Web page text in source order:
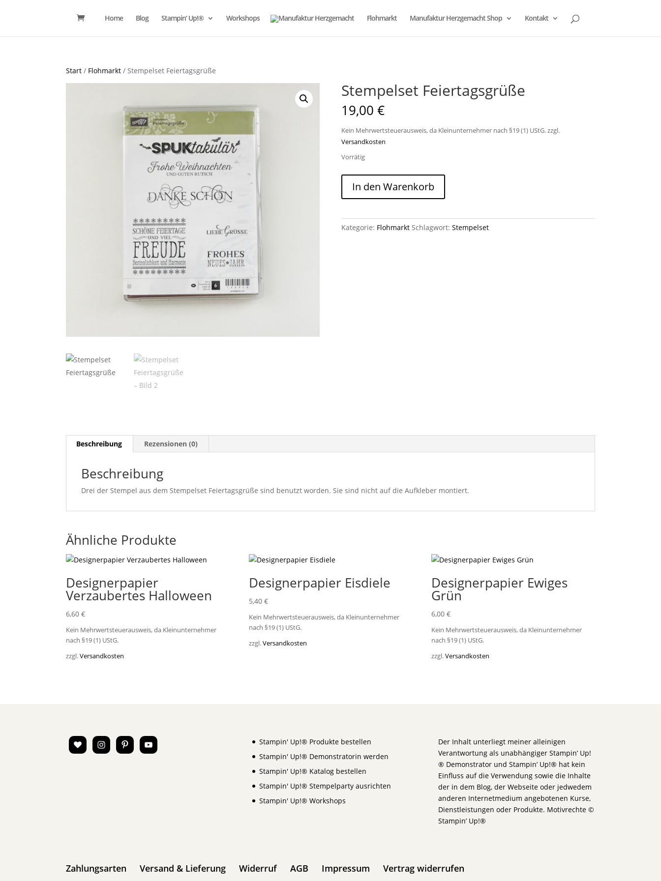
Home Blog Stampin‘ Up!® Workshops Flohmarkt Manufaktur Herzgemacht Shop Kontakt
Start / Flohmarkt / Stempelset Feiertagsgrüße
Stempelset Feiertagsgrüße
19,00 €
Kein Mehrwertsteuerausweis, da Kleinunternehmer nach §19 (1) UStG. zzgl.
Versandkosten
Vorrätig
Feiertagsgrüße
Menge
In den Warenkorb
Kategorie: Flohmarkt Schlagwort: Stempelset
Beschreibung Rezensionen (0)
Beschreibung
Drei der Stempel aus dem Stempelset Feiertagsgrüße sind benutzt worden. Sie sind nicht auf die Aufkleber montiert.
Ähnliche Produkte
Designerpapier
Verzaubertes Halloween
6,60€
Kein Mehrwertsteuerausweis, da Kleinunternehmer
nach §19 (1) UStG.
zzgl.Versandkosten
Designerpapier Eisdiele
5,40 €
Kein Mehrwertsteuerausweis, da Kleinunternehmer
nach §19 (1) UStG.
zzgl.Versandkosten
Designerpapier Ewiges
Grün
6,00€
Kein Mehrwertsteuerausweis, da Kleinunternehmer
nach §19 (1) UStG.
zzgl.Versandkosten
Stampin' Up!® Produkte bestellen
Stampin' Up!® Demonstratorin werden
Stampin' Up!® Katalog bestellen
Stampin' Up!® Stempelparty ausrichten
Stampin' Up!® Workshops
Der Inhalt unterliegt meiner alleinigen
Verantwortung als unabhängiger Stampin’ Up!
® Demonstrator und Stampin’ Up!® hat kein
Einfluss auf die Verwendung sowie die Inhalte
der in dem Blog, der Webseite oder jedwedem
anderen Internetmedium angebotenen Kurse,
Dienstleistungen oder Produkte. Motivrechte ©
Stampin’ Up!®
Zahlungsarten Versand & Lieferung Widerruf AGB Impressum Vertrag widerrufen